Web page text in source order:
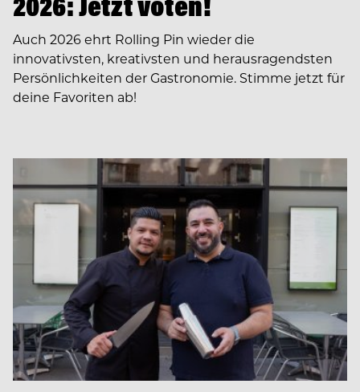
Auch 2026 ehrt Rolling Pin wieder die
innovativsten, kreativsten und herausragendsten
Persönlichkeiten der Gastronomie. Stimme jetzt für
deine Favoriten ab!